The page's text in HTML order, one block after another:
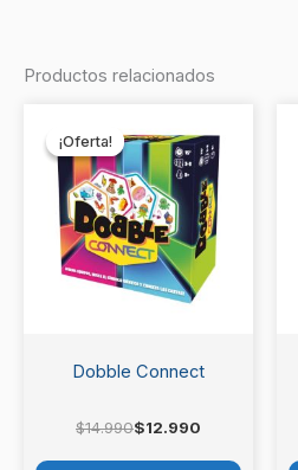
Team”
Debesaccederpara
Productos relacionados
¡Oferta!
¡Oferta!
Dobble Connect
$14.990
precio
original
era:
$14.990.
$12.990
precio
actual
es:
$12.990.